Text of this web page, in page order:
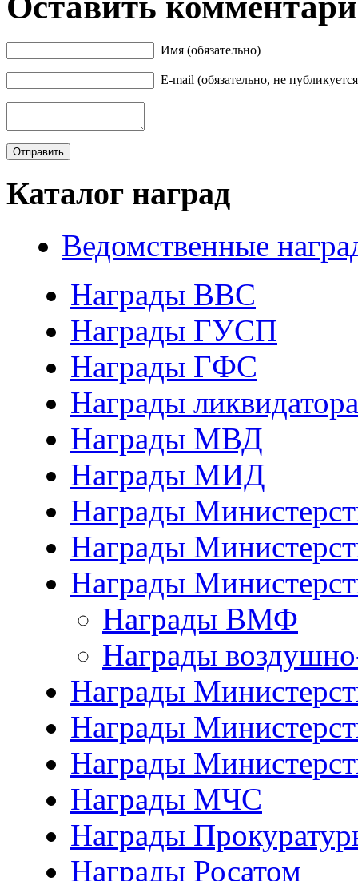
Имя (обязательно)
E-mail (обязательно, не
Каталог наград
Ведомственные
Награды ВВС
Награды ГУСП
Награды ГФС
Награды
Награды МВД
Награды МИД
Награды
Награды
Награды
Награды ВМФ
Награды
Награды
Награды
Награды
Награды МЧС
Награды
Награды Росатом